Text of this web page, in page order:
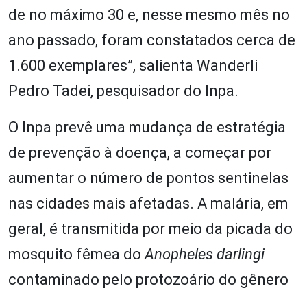
de no máximo 30 e, nesse mesmo mês no
ano passado, foram constatados cerca de
1.600 exemplares”, salienta Wanderli
Pedro Tadei, pesquisador do Inpa.
O Inpa prevê uma mudança de estratégia
de prevenção à doença, a começar por
aumentar o número de pontos sentinelas
nas cidades mais afetadas. A malária, em
geral, é transmitida por meio da picada do
mosquito fêmea doAnopheles darlingi
contaminado pelo protozoário do gênero